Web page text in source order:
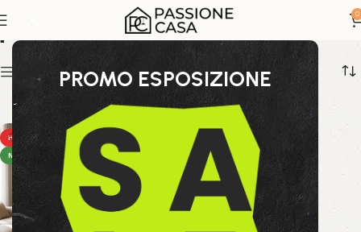
PROMO ESPOSIZIONE
0
decorativo
Show sidebar
HOT
NEW